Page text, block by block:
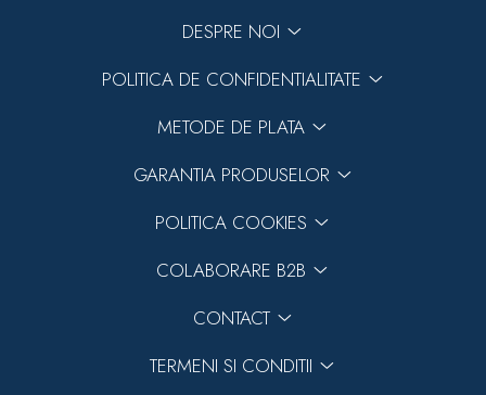
DESPRE NOI
POLITICA DE CONFIDENTIALITATE
METODE DE PLATA
GARANTIA PRODUSELOR
POLITICA COOKIES
COLABORARE B2B
CONTACT
TERMENI SI CONDITII